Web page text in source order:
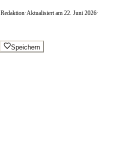
·Aktualisiert am 22. Juni 2026·
Speichern